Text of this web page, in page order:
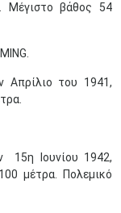
Μέγιστο βάθος 54
Απρίλιο του 1941,
15η Ιουνίου 1942,
μέτρα. Πολεμικό